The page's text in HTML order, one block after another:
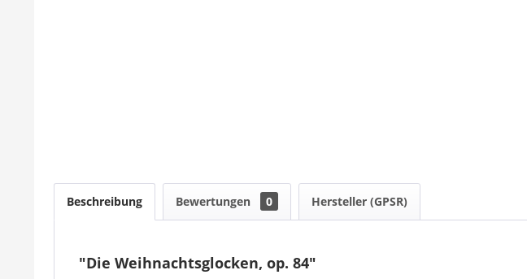
Beschreibung Bewertungen 0 Hersteller (GPSR)
"Die Weihnachtsglocken, op. 84"